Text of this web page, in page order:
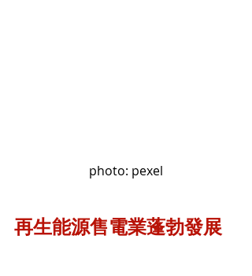
photo: pexel
再生能源售電業蓬勃發展